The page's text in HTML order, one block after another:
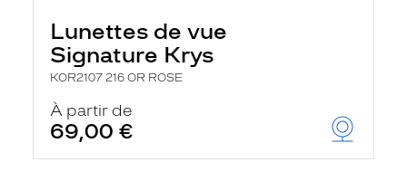
Lunettes de vue
Signature Krys
KOR2107 216 OR ROSE
À partir de
69,00 €